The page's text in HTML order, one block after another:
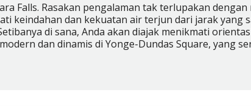
Falls. Rasakan pengalaman tak terlupakan
keindahan dan kekuatan air terjun dari jarak yang
di sana, Anda akan diajak menikmati
dan dinamis di Yonge-Dundas Square, yang